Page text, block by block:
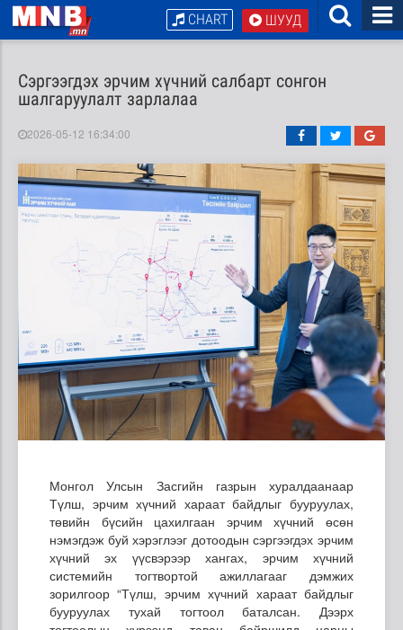
ШУУД
CHART
Сэргээгдэх эрчим хүчний салбарт сонгон
шалгаруулалт зарлалаа
2026-05-12 16:34:00
Монгол Улсын Засгийн газрын хуралдаанаар
Түлш, эрчим хүчний хараат байдлыг бууруулах,
төвийн бүсийн цахилгаан эрчим хүчний өсөн
нэмэгдэж буй хэрэглээг дотоодын сэргээгдэх эрчим
хүчний эх үүсвэрээр хангах, эрчим хүчний
системийн тогтвортой ажиллагааг дэмжих
зорилгоор “Түлш, эрчим хүчний хараат байдлыг
бууруулах тухай тогтоол баталсан. Дээрх